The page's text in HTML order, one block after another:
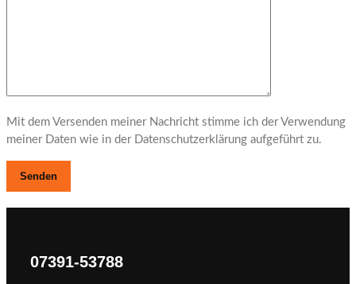
Mit dem Versenden meiner Nachricht stimme ich der Verwendung
meiner Daten wie in der Datenschutzerklärung aufgeführt zu.
07391-53788